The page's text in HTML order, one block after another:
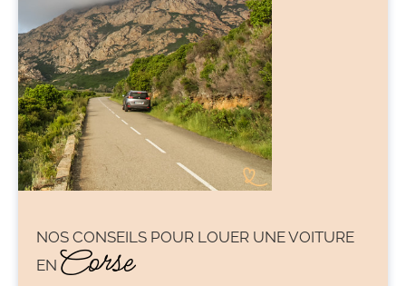
NOS CONSEILS POUR LOUER UNE VOITURE
EN Corse